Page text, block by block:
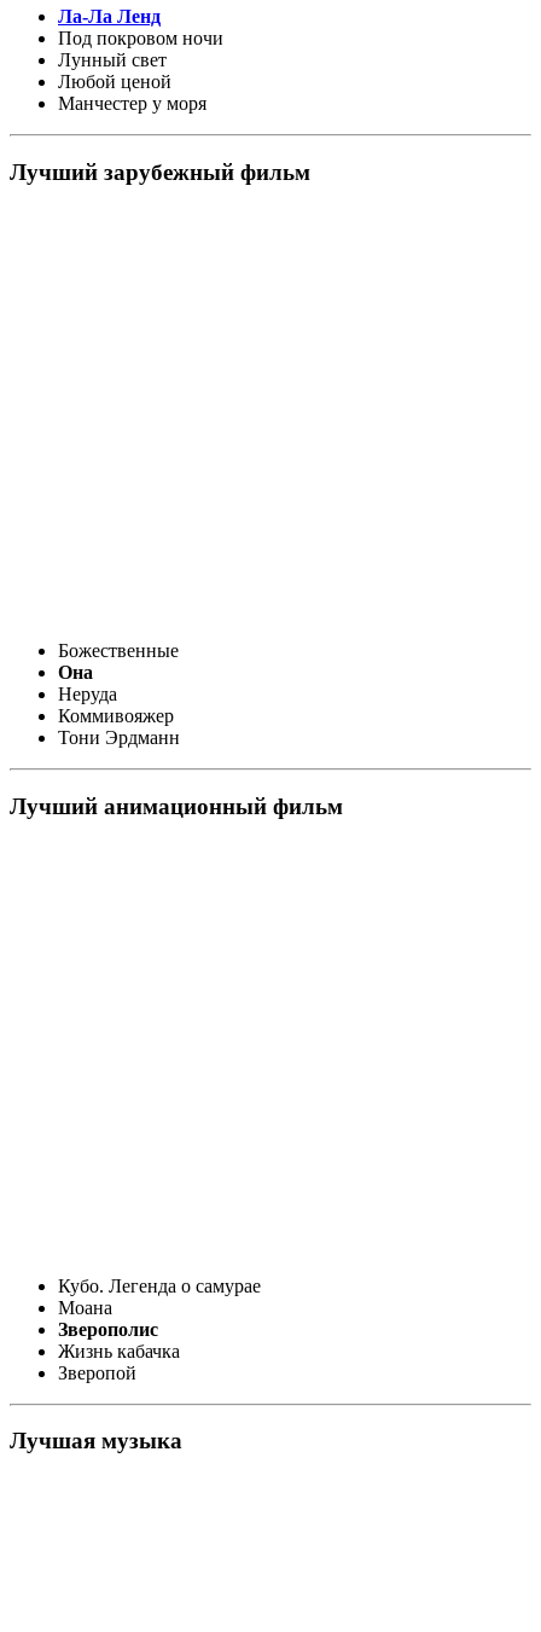
Ла-Ла Ленд
Под покровом ночи
Лунный свет
Любой ценой
Манчестер у моря
Лучший зарубежный фильм
Божественные
Она
Неруда
Коммивояжер
Тони Эрдманн
Лучший анимационный фильм
Кубо. Легенда о самурае
Моана
Зверополис
Жизнь кабачка
Зверопой
Лучшая музыка